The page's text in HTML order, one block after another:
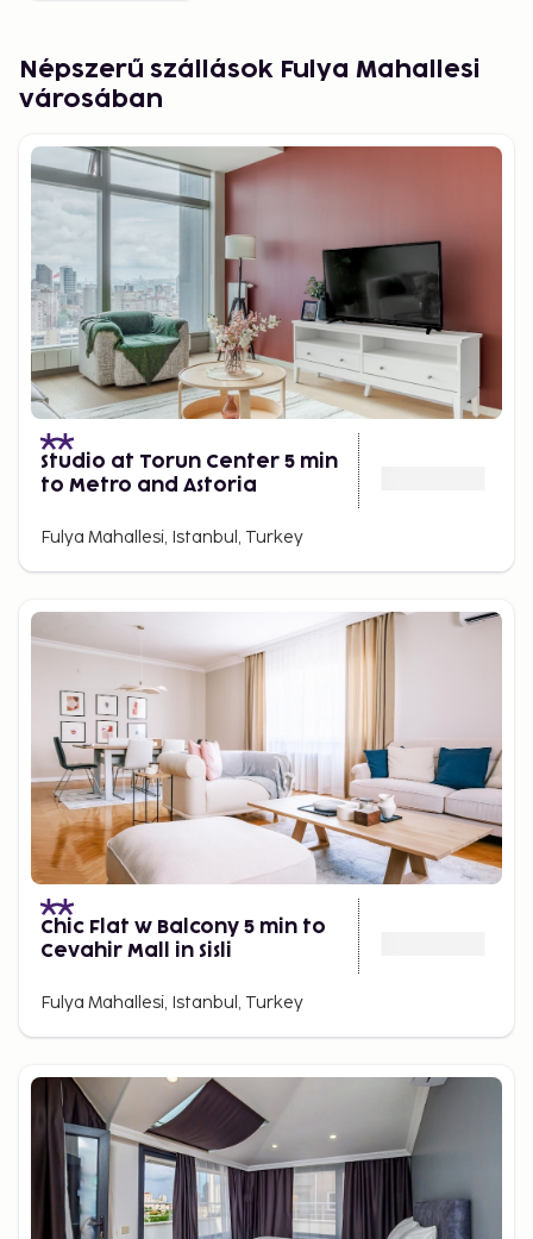
Népszerű szállások Fulya Mahallesi
városában
Studio at Torun Center 5 min
to Metro and Astoria
Fulya Mahallesi, Istanbul, Turkey
Chic Flat w Balcony 5 min to
Cevahir Mall in Sisli
Fulya Mahallesi, Istanbul, Turkey